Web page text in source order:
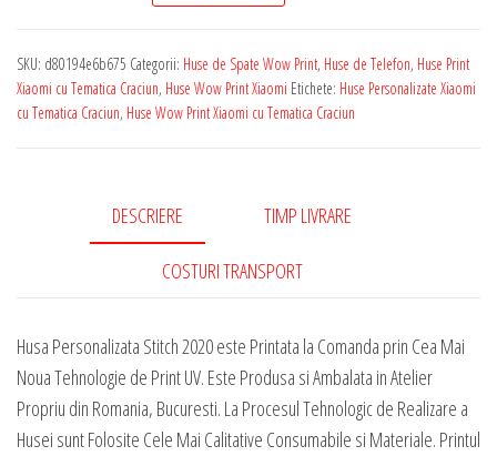
Wow
Collection
SKU: d80194e6b675 Categorii: Huse de Spate Wow Print, Huse de Telefon, Huse Print
Xiaomi cu Tematica Craciun, Huse Wow Print Xiaomi Etichete: Huse Personalizate Xiaomi
cu Tematica Craciun, Huse Wow Print Xiaomi cu Tematica Craciun
DESCRIERE TIMP LIVRARE
COSTURI TRANSPORT
Husa Personalizata Stitch 2020 este Printata la Comanda prin Cea Mai
Noua Tehnologie de Print UV. Este Produsa si Ambalata in Atelier
Propriu din Romania, Bucuresti. La Procesul Tehnologic de Realizare a
Husei sunt Folosite Cele Mai Calitative Consumabile si Materiale. Printul